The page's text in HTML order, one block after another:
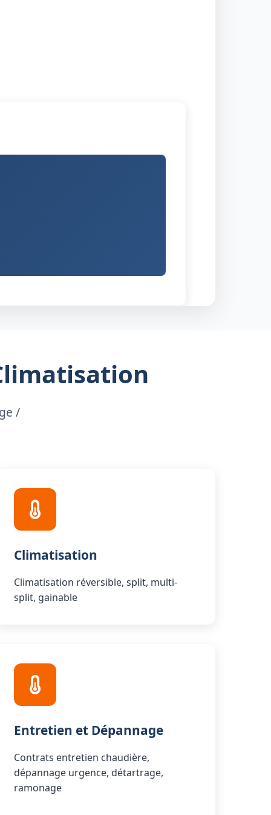
/
Climatisation
Climatisation réversible, split, multi-
split, gainable
Entretien et Dépannage
Contrats entretien chaudière,
dépannage urgence, détartrage,
ramonage